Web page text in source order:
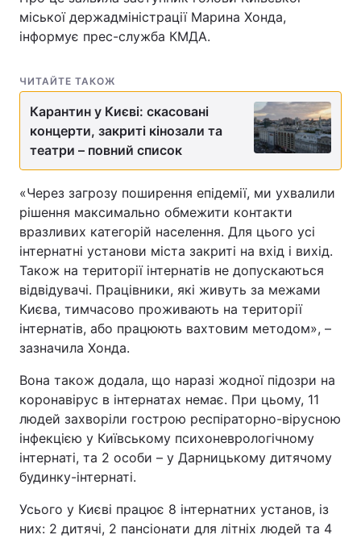
міської держадміністрації Марина Хонда,
інформує прес-служба КМДА.
ЧИТАЙТЕ ТАКОЖ
Карантин у Києві: скасовані
концерти, закриті кінозали та
театри – повний список
«Через загрозу поширення епідемії, ми ухвалили
рішення максимально обмежити контакти
вразливих категорій населення. Для цього усі
інтернатні установи міста закриті на вхід і вихід.
Також на території інтернатів не допускаються
відвідувачі. Працівники, які живуть за межами
Києва, тимчасово проживають на території
інтернатів, або працюють вахтовим методом», –
зазначила Хонда.
Вона також додала, що наразі жодної підозри на
коронавірус в інтернатах немає. При цьому, 11
людей захворіли гострою респіраторно-вірусною
інфекцією у Київському психоневрологічному
інтернаті, та 2 особи – у Дарницькому дитячому
будинку-інтернаті.
Усього у Києві працює 8 інтернатних установ, із
них: 2 дитячі, 2 пансіонати для літніх людей та 4